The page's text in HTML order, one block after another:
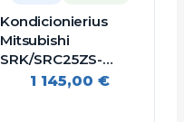
Kondicionierius
Mitsubishi
SRK/SRC25ZS-
WT/B 3,1/4,5kW
1 145,00 €